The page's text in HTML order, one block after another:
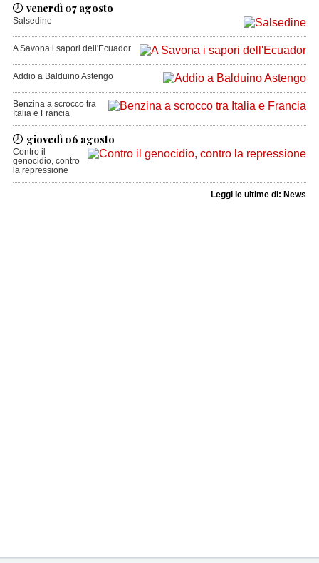
venerdì 07 agosto
Salsedine
A Savona i sapori dell'Ecuador
Addio a Balduino Astengo
Benzina a scrocco tra
Italia e Francia
giovedì 06 agosto
Contro il
genocidio, contro
la repressione
Leggi le ultime di: News